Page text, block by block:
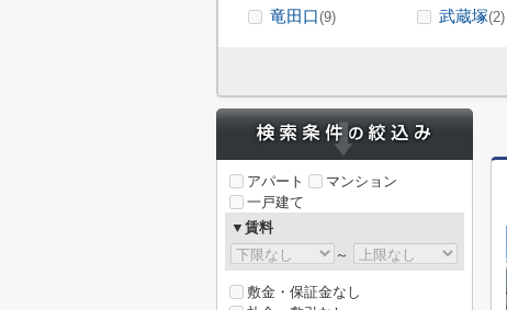
竜田口(9) 武蔵塚(2)
アパート
マンション
一戸建て
▼賃料
～
敷金・保証金なし